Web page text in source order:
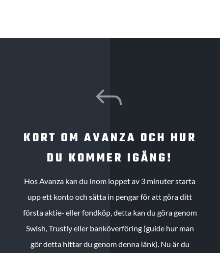
J
KORT OM AVANZA OCH HUR
DU KOMMER IGÅNG!
Hos Avanza kan du inom loppet av 3 minuter starta
upp ett konto och sätta in pengar för att göra ditt
första aktie- eller fondköp, detta kan du göra genom
Swish, Trustly eller banköverföring (guide hur man
gör detta hittar du genom denna länk). Nu är du